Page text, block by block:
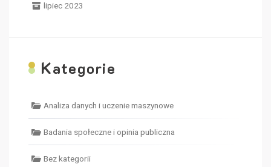
lipiec 2023
Kategorie
Analiza danych i uczenie maszynowe
Badania społeczne i opinia publiczna
Bez kategorii